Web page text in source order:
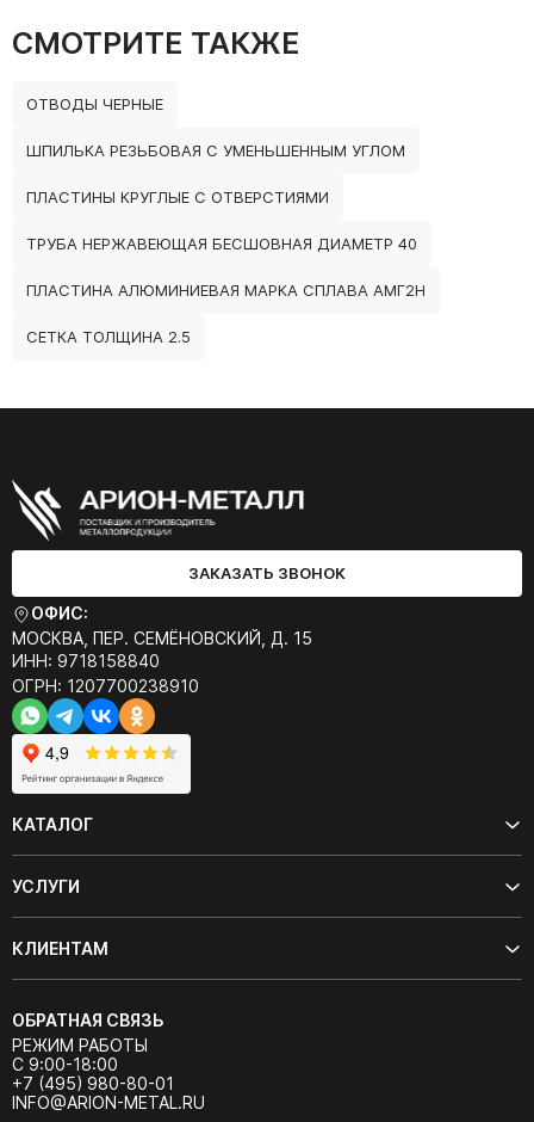
СМОТРИТЕ ТАКЖЕ
ОТВОДЫ ЧЕРНЫЕ
ШПИЛЬКА РЕЗЬБОВАЯ С УМЕНЬШЕННЫМ УГЛОМ
ПЛАСТИНЫ КРУГЛЫЕ С ОТВЕРСТИЯМИ
ТРУБА НЕРЖАВЕЮЩАЯ БЕСШОВНАЯ ДИАМЕТР 40
ПЛАСТИНА АЛЮМИНИЕВАЯ МАРКА СПЛАВА АМГ2Н
СЕТКА ТОЛЩИНА 2.5
ЗАКАЗАТЬ ЗВОНОК
ОФИС:
МОСКВА, ПЕР. СЕМЁНОВСКИЙ, Д. 15
ИНН: 9718158840
ОГРН: 1207700238910
КАТАЛОГ
УСЛУГИ
КЛИЕНТАМ
ОБРАТНАЯ СВЯЗЬ
РЕЖИМ РАБОТЫ
С 9:00-18:00
+7 (495) 980-80-01
INFO@ARION-METAL.RU